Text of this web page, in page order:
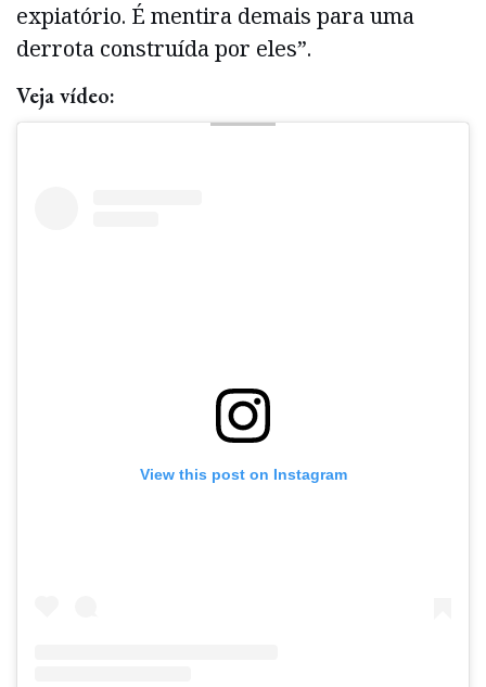
expiatório. É mentira demais para uma
derrota construída por eles”.
Veja vídeo:
View this post on Instagram